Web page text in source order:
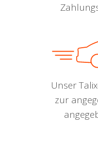
Unser
zur